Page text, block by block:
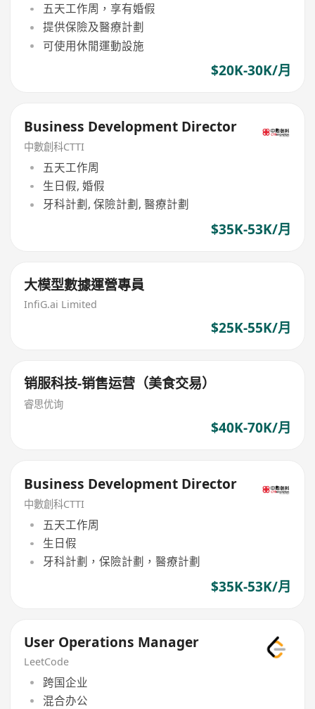
五天工作周，享有婚假
提供保險及醫療計劃
可使用休閒運動設施
$20K-30K/月
Business Development Director
中數創科CTTI
五天工作周
生日假, 婚假
牙科計劃, 保險計劃, 醫療計劃
$35K-53K/月
大模型數據運營專員
InfiG.ai Limited
$25K-55K/月
销服科技-销售运营（美食交易）
睿思优询
$40K-70K/月
Business Development Director
中數創科CTTI
五天工作周
生日假
牙科計劃，保險計劃，醫療計劃
$35K-53K/月
User Operations Manager
LeetCode
跨国企业
混合办公